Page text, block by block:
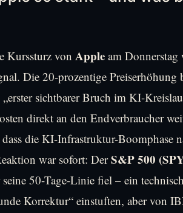
Kurssturz von Apple am
Die 20-prozentige
sichtbarer Bruch im KI-
direkt an den Endverbraucher
die KI-Infrastruktur-Boomphase
war sofort: DerS&P 500
50-Tage-Linie fiel – ein
Korrektur“ einstuften, aber von